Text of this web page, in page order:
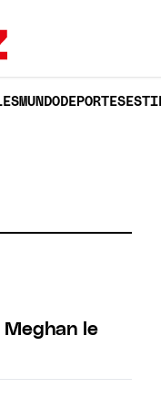
MUNDODEPORTES
Meghan le